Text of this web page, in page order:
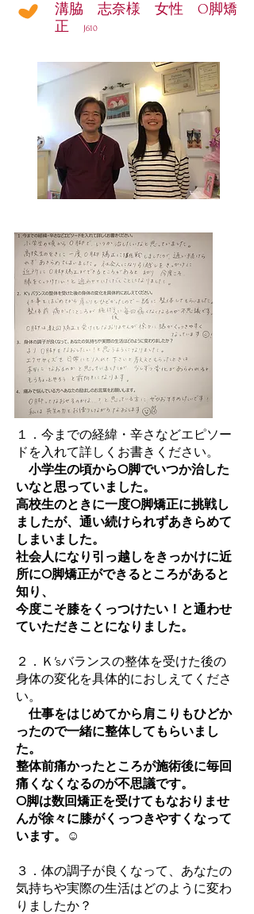
溝脇 志奈様 女性 O脚矯
正
J610
１．今までの経緯・辛さなどエピソー
ドを入れて詳しくお書きください。
小学生の頃からO脚でいつか治した
いなと思っていました。
高校生のときに一度O脚矯正に挑戦し
ましたが、通い続けられずあきらめて
しまいました。
社会人になり引っ越しをきっかけに近
所にO脚矯正ができるところがあると
知り、
今度こそ膝をくっつけたい！と通わせ
ていただきことになりました。
２．Ｋ’sバランスの整体を受けた後の
身体の変化を具体的におしえてくださ
い。
仕事をはじめてから肩こりもひどか
ったので一緒に整体してもらいまし
た。
整体前痛かったところが施術後に毎回
痛くなくなるのが不思議です。
O脚は数回矯正を受けてもなおりませ
んが徐々に膝がくっつきやすくなって
います。☺
３．体の調子が良くなって、あなたの
気持ちや実際の生活はどのように変わ
りましたか？